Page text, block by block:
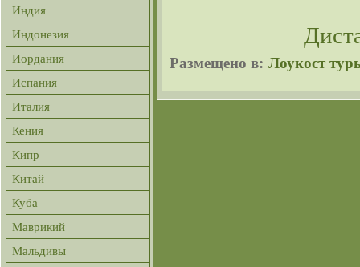
Размещено в: Лоукост
Индия
Индонезия
Иордания
Испания
Италия
Кения
Кипр
Китай
Куба
Маврикий
Мальдивы